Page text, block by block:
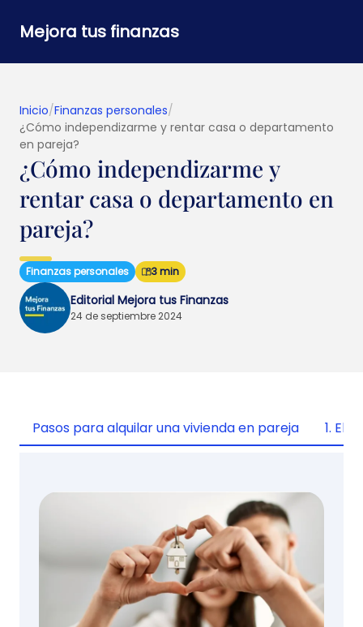
Mejora tus finanzas
Inicio/Finanzas personales/
¿Cómo independizarme y rentar casa o departamento
en pareja?
¿Cómo independizarme y
rentar casa o departamento en
pareja?
Finanzas personales 3 min
Editorial Mejora tus Finanzas
24 de septiembre 2024
Pasos para alquilar una vivienda en pareja 1.